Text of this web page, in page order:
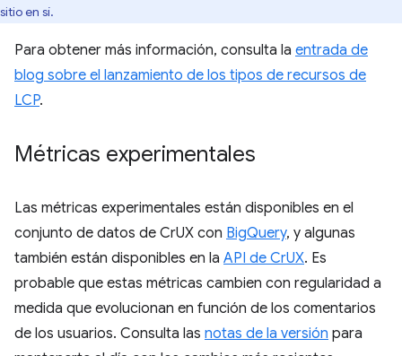
sitio en sí.
Para obtener más información, consulta la entrada de
blog sobre el lanzamiento de los tipos de recursos de
LCP.
Métricas experimentales
Las métricas experimentales están disponibles en el
conjunto de datos de CrUX con BigQuery, y algunas
también están disponibles en la API de CrUX. Es
probable que estas métricas cambien con regularidad a
medida que evolucionan en función de los comentarios
de los usuarios. Consulta las notas de la versión para